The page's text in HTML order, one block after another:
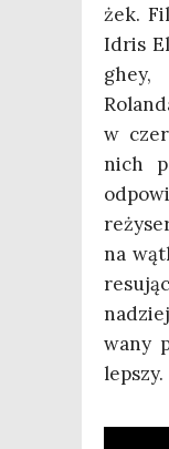
żek.
Idris
ghey,
w
nich
na
wa­ny
lepszy.